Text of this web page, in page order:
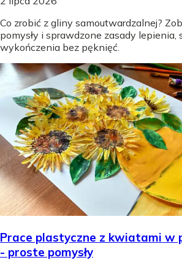
Co zrobić z gliny samoutwardzalnej?
pomysły i sprawdzone zasady lepienia,
wykończenia bez pęknięć.
Prace plastyczne z kwiatami w
- proste pomysły